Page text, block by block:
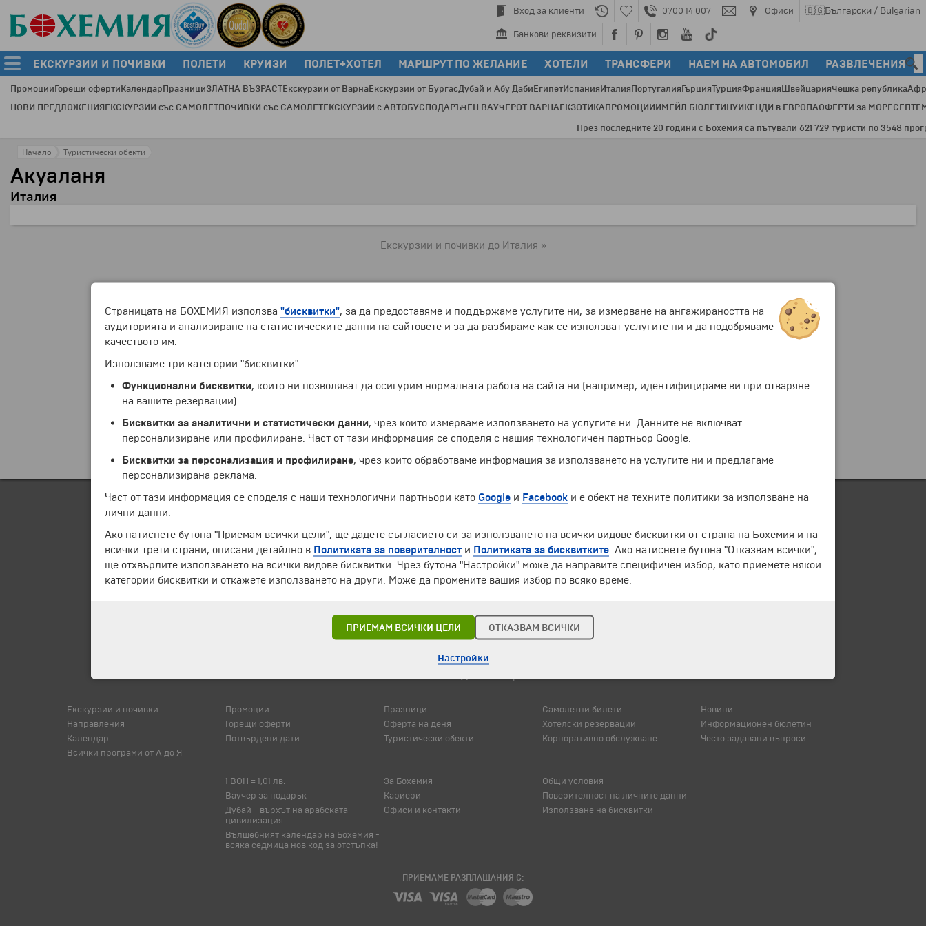
Вход за клиенти 0700 14 007 Офиси 🇧🇬Български / Bulgarian
Банкови реквизити
ЕКСКУРЗИИ И ПОЧИВКИ ПОЛЕТИ КРУИЗИ ПОЛЕТ+ХОТЕЛ МАРШРУТ ПО ЖЕЛАНИЕ ХОТЕЛИ ТРАНСФЕРИ НАЕМ НА АВТОМОБИЛ РАЗВЛЕЧЕНИЯ
ПромоцииГорещи офертиКалендарПразнициЗЛАТНА ВЪЗРАСТЕкскурзии от ВарнаЕкскурзии от БургасДубай и Абу ДабиЕгипетИспанияИталияПортугалияГърцияТурцияФранцияШвейцарияЧешка република
НОВИ ПРЕДЛОЖЕНИЯЕКСКУРЗИИ със САМОЛЕТПОЧИВКИ със САМОЛЕТЕКСКУРЗИИ с АВТОБУСПОДАРЪЧЕН ВАУЧЕРОТ ВАРНАЕКЗОТИКАПРОМОЦИИИМЕЙЛ БЮЛЕТИНУИКЕНДИ в ЕВРОПАОФЕРТИ за МОРЕ
През последните 20 години с Бохемия са пътували 621 729 туристи по 3548
Начало Туристически обекти
Акуаланя
Италия
Екскурзии и почивки до Италия »
ЧЛЕН НА
© 1994-2026 Бохемия ООД.Всички права запазени.
Екскурзии и почивки
Направления
Календар
Всички програми от А до Я
Промоции
Горещи оферти
Потвърдени дати
Празници
Оферта на деня
Туристически обекти
Самолетни билети
Хотелски резервации
Корпоративно обслужване
Новини
Информационен бюлетин
Често задавани въпроси
1 BOH = 1,01 лв.
Ваучер за подарък
Дубай - върхът на арабската
цивилизация
Вълшебният календар на Бохемия -
всяка седмица нов код за отстъпка!
За Бохемия
Кариери
Офиси и контакти
Общи условия
Поверителност на личните данни
Използване на бисквитки
ПРИЕМАМЕ РАЗПЛАЩАНИЯ С:
Страницата на БОХЕМИЯ използва "бисквитки", за да предоставяме и поддържаме услугите ни, за измерване на ангажираността на
аудиторията и анализиране на статистическите данни на сайтовете и за да разбираме как се използват услугите ни и да подобряваме
качеството им.
Използваме три категории "бисквитки":
Функционални бисквитки, които ни позволяват да осигурим нормалната работа на сайта ни (например, идентифицираме ви при отваряне
на вашите резервации).
Бисквитки за аналитични и статистически данни, чрез които измерваме използването на услугите ни. Данните не включват
персонализиране или профилиране. Част от тази информация се споделя с нашия технологичен партньор Google.
Бисквитки за персонализация и профилиране, чрез които обработваме информация за използването на услугите ни и предлагаме
персонализирана реклама.
Част от тази информация се споделя с наши технологични партньори като Google и Facebook и е обект на техните политики за използване на
лични данни.
Ако натиснете бутона "Приемам всички цели", ще дадете съгласието си за използването на всички видове бисквитки от страна на Бохемия и на
всички трети страни, описани детайлно в Политиката за поверителност и Политиката за бисквитките . Ако натиснете бутона "Отказвам всички",
ще отхвърлите използването на всички видове бисквитки. Чрез бутона "Настройки" може да направите специфичен избор, като приемете някои
категории бисквитки и откажете използването на други. Може да промените вашия избор по всяко време.
ПРИЕМАМ ВСИЧКИ ЦЕЛИ ОТКАЗВАМ ВСИЧКИ
Настройки